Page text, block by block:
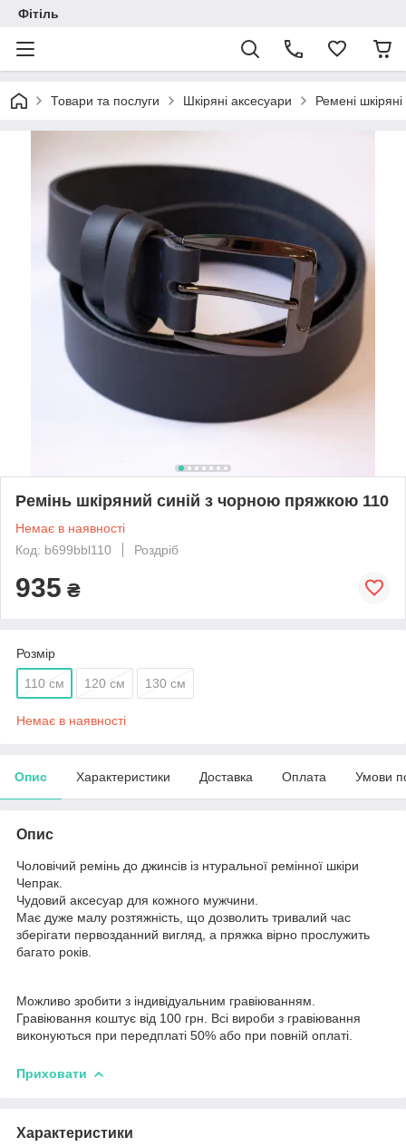
Фітіль
Товари та послуги Шкіряні аксесуари Ремені шкіряні
Ремінь шкіряний синій з чорною пряжкою 110
Немає в наявності
Код: b699bbl110
Роздріб
935 ₴
Розмір
110 см 120 см 130 см
Немає в наявності
Опис Характеристики Доставка Оплата Умови
Опис
Чоловічий ремінь до джинсів із нтуральної ремінної шкіри
Чепрак.
Чудовий аксесуар для кожного мужчини.
Має дуже малу розтяжність, що дозволить тривалий час
зберігати первозданний вигляд, а пряжка вірно прослужить
багато років.
Можливо зробити з індивідуальним гравіюванням.
Гравіювання коштує від 100 грн. Всі вироби з гравіювання
виконуються при передплаті 50% або при повній оплаті.
Приховати
Характеристики